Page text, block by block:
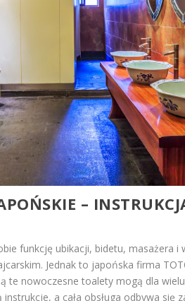
–
funkcję ubikacji, bidetu, masażera i
Jednak to japońska firma
te nowoczesne toalety mogą dla
a cała obsługa odbywa się